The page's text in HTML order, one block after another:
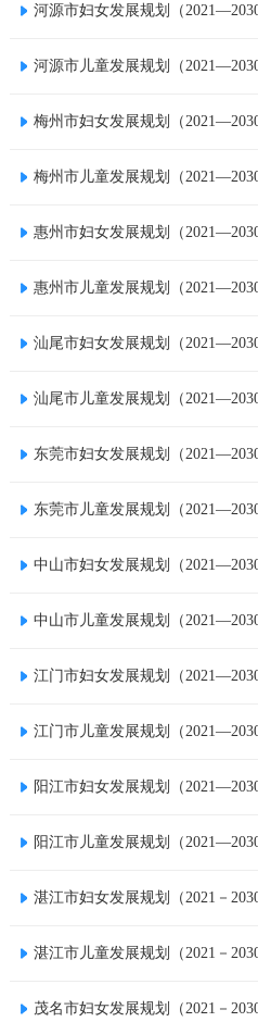
河源市妇女发展规划（2021—2030
河源市儿童发展规划（2021—2030
梅州市妇女发展规划（2021—2030
梅州市儿童发展规划（2021—2030
惠州市妇女发展规划（2021—2030
惠州市儿童发展规划（2021—2030
汕尾市妇女发展规划（2021—2030
汕尾市儿童发展规划（2021—2030
东莞市妇女发展规划（2021—2030
东莞市儿童发展规划（2021—2030
中山市妇女发展规划（2021—2030
中山市儿童发展规划（2021—2030
江门市妇女发展规划（2021—2030
江门市儿童发展规划（2021—2030
阳江市妇女发展规划（2021—2030
阳江市儿童发展规划（2021—2030
湛江市妇女发展规划（2021－2030
湛江市儿童发展规划（2021－2030
茂名市妇女发展规划（2021－2030